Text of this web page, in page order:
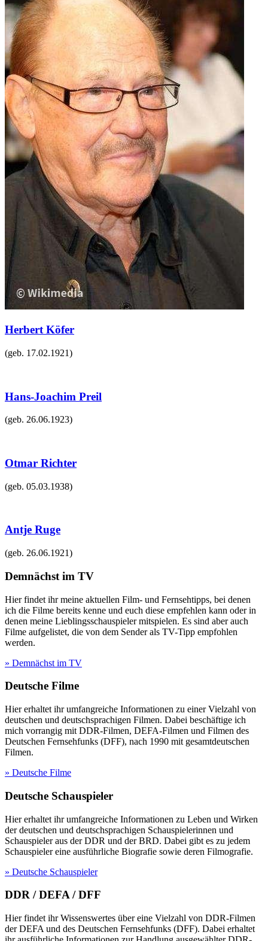
Herbert Köfer
(geb. 17.02.1921)
Hans-Joachim Preil
(geb. 26.06.1923)
Otmar Richter
(geb. 05.03.1938)
Antje Ruge
(geb. 26.06.1921)
Demnächst im TV
Hier findet ihr meine aktuellen Film- und Fernsehtipps, bei denen
ich die Filme bereits kenne und euch diese empfehlen kann oder in
denen meine Lieblingsschauspieler mitspielen. Es sind aber auch
Filme aufgelistet, die von dem Sender als TV-Tipp empfohlen
werden.
» Demnächst im TV
Deutsche Filme
Hier erhaltet ihr umfangreiche Informationen zu einer Vielzahl von
deutschen und deutschsprachigen Filmen. Dabei beschäftige ich
mich vorrangig mit DDR-Filmen, DEFA-Filmen und Filmen des
Deutschen Fernsehfunks (DFF), nach 1990 mit gesamtdeutschen
Filmen.
» Deutsche Filme
Deutsche Schauspieler
Hier erhaltet ihr umfangreiche Informationen zu Leben und Wirken
der deutschen und deutschsprachigen Schauspielerinnen und
Schauspieler aus der DDR und der BRD. Dabei gibt es zu jedem
Schauspieler eine ausführliche Biografie sowie deren Filmografie.
» Deutsche Schauspieler
DDR / DEFA / DFF
Hier findet ihr Wissenswertes über eine Vielzahl von DDR-Filmen
der DEFA und des Deutschen Fernsehfunks (DFF). Dabei erhaltet